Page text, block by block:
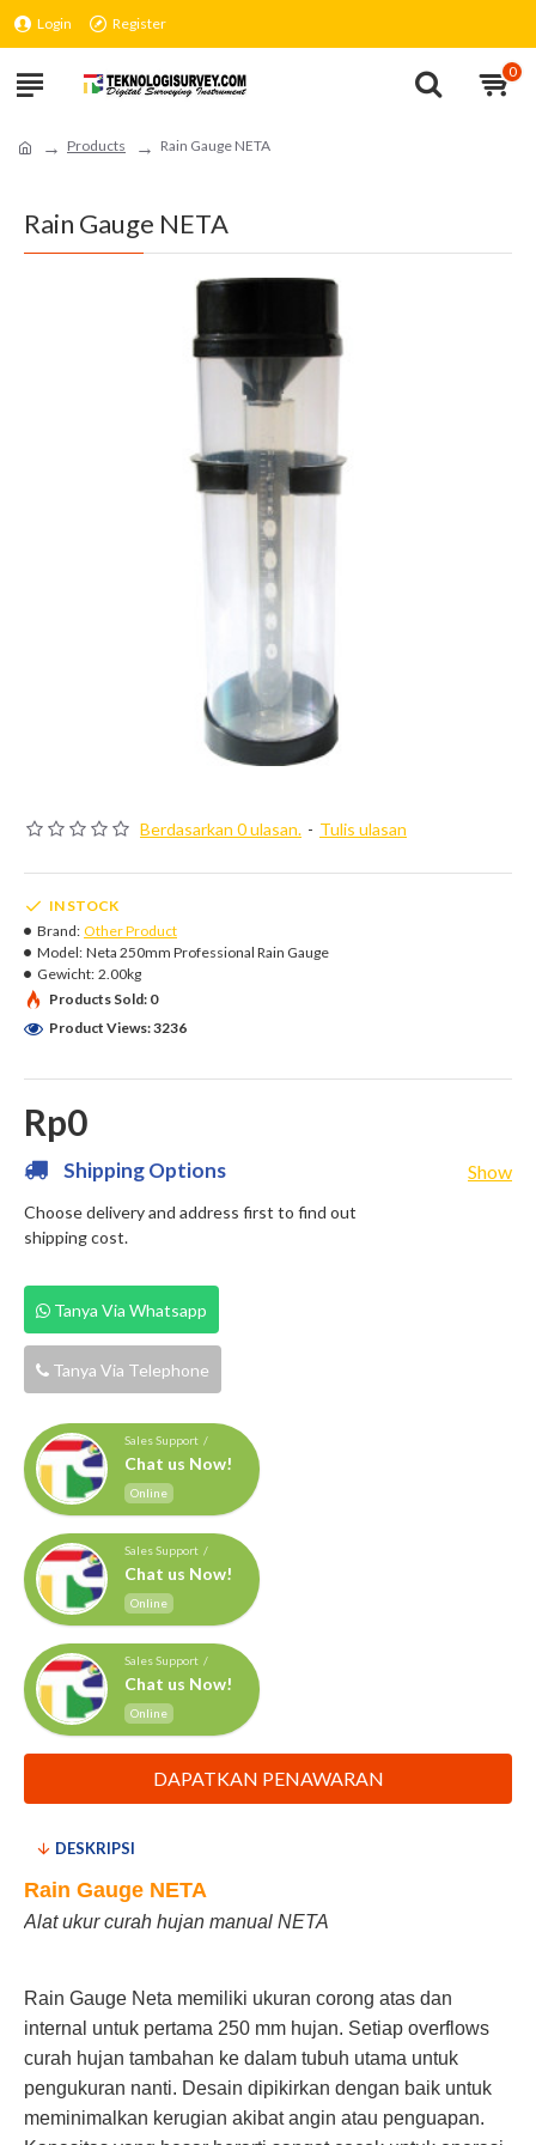
Login Register
0
Products Rain Gauge NETA
Rain Gauge NETA
Berdasarkan 0 ulasan. - Tulis ulasan
Rp0
IN STOCK
Brand: Other Product
Model: Neta 250mm Professional Rain Gauge
Gewicht: 2.00kg
Products Sold: 0
Product Views: 3236
Shipping Options
Choose delivery and address first to find out
shipping cost.
Show
Tanya Via Whatsapp
Tanya Via Telephone
Sales Support /
Chat us Now!
Online
Sales Support /
Chat us Now!
Online
Sales Support /
Chat us Now!
Online
DAPATKAN PENAWARAN
DESKRIPSI
Rain Gauge NETA
Alat ukur curah hujan manual NETA
Rain Gauge Neta memiliki ukuran corong atas dan
internal untuk pertama 250 mm hujan. Setiap overflows
curah hujan tambahan ke dalam tubuh utama untuk
pengukuran nanti. Desain dipikirkan dengan baik untuk
meminimalkan kerugian akibat angin atau penguapan.